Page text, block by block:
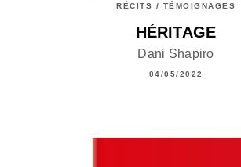
RÉCITS / TÉMOIGNAGES
HÉRITAGE
Dani Shapiro
04/05/2022